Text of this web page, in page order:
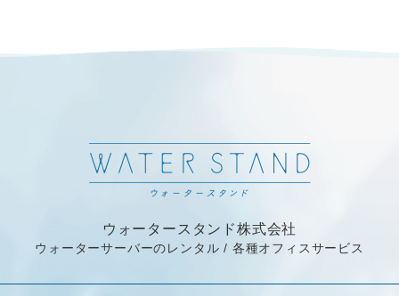
ウォータースタンド株式会社
ウォーターサーバーのレンタル / 各種オフィスサービス